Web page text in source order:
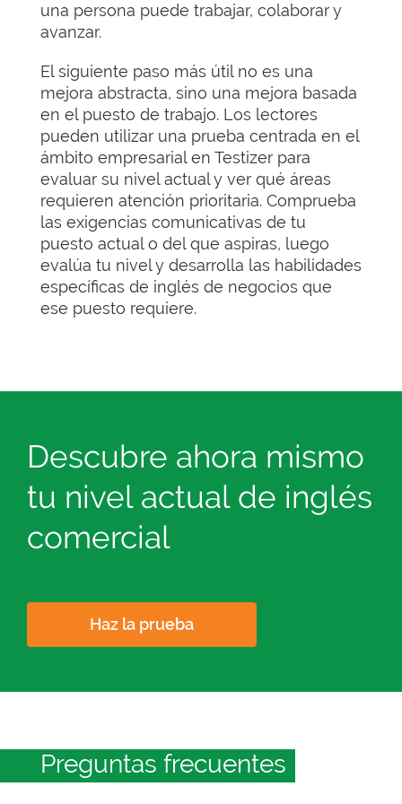
una persona puede trabajar, colaborar y
avanzar.
El siguiente paso más útil no es una
mejora abstracta, sino una mejora basada
en el puesto de trabajo. Los lectores
pueden utilizar una prueba centrada en el
ámbito empresarial en Testizer para
evaluar su nivel actual y ver qué áreas
requieren atención prioritaria. Comprueba
las exigencias comunicativas de tu
puesto actual o del que aspiras, luego
evalúa tu nivel y desarrolla las habilidades
específicas de inglés de negocios que
ese puesto requiere.
Descubre ahora mismo
tu nivel actual de inglés
comercial
Haz la prueba
Preguntas frecuentes